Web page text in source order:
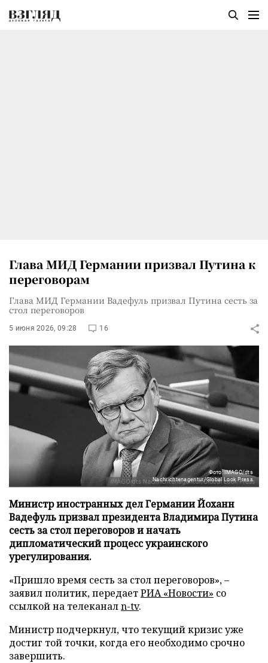
Глава МИД Германии призвал Путина к
переговорам
Глава МИД Германии Вадефуль призвал Путина сесть за
стол переговоров
5 июня 2026, 09:28 16
Фото: IMAGO/dts
Nachrichtenagentur/Global Look Press
Министр иностранных дел Германии Йоханн
Вадефуль призвал президента Владимира Путина
сесть за стол переговоров и начать
дипломатический процесс украинского
урегулирования.
«Пришло время сесть за стол переговоров», –
заявил политик, передаетРИА «Новости» со
ссылкой на телеканалn-tv.
Министр подчеркнул, что текущий кризис уже
достиг той точки, когда его необходимо срочно
завершить.